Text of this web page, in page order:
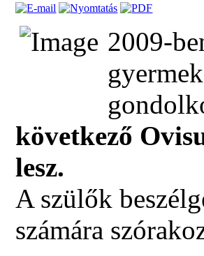
2009-
következő
lesz.
A szülők
számára